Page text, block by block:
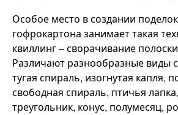
Особое место в создании
гофрокартона занимает такая
квиллинг – сворачивание
Различают разнообразные виды
тугая спираль, изогнутая капля,
свободная спираль, птичья
треугольник, конус, полумесяц,